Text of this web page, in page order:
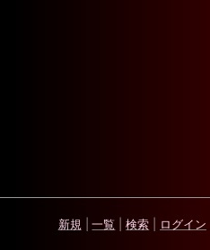
新規 一覧 検索 ログイン